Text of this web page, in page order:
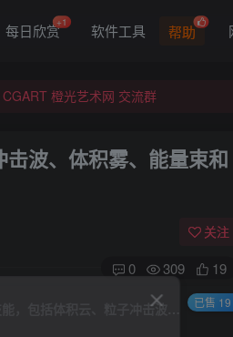
每日欣赏+1 软件工具 帮助
橙光艺术网 交流群
CGART 橙光艺术网 交流群
波、体积雾、能量束和
关注
0 309 19
已售 19